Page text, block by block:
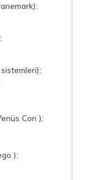
Con ):
):